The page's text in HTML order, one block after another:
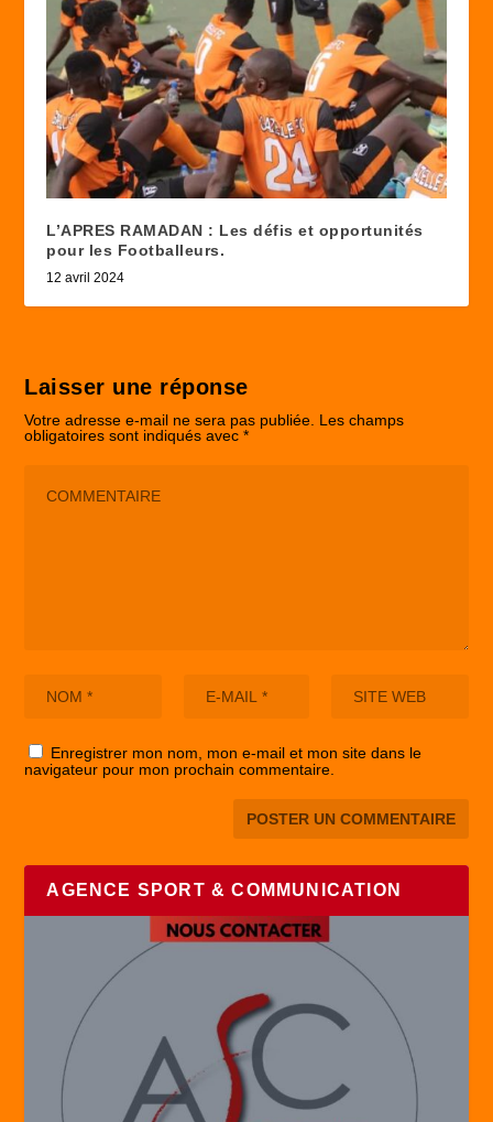
L’APRES RAMADAN : Les défis et opportunités
pour les Footballeurs.
12 avril 2024
Laisser une réponse
Votre adresse e-mail ne sera pas publiée. Les champs
obligatoires sont indiqués avec*
Enregistrer mon nom, mon e-mail et mon site dans le
navigateur pour mon prochain commentaire.
AGENCE SPORT & COMMUNICATION